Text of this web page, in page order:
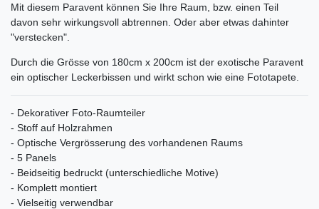
Mit diesem Paravent können Sie Ihre Raum, bzw. einen Teil
davon sehr wirkungsvoll abtrennen. Oder aber etwas dahinter
"verstecken".
Durch die Grösse von 180cm x 200cm ist der exotische Paravent
ein optischer Leckerbissen und wirkt schon wie eine Fototapete.
- Dekorativer Foto-Raumteiler
- Stoff auf Holzrahmen
- Optische Vergrösserung des vorhandenen Raums
- 5 Panels
- Beidseitig bedruckt (unterschiedliche Motive)
- Komplett montiert
- Vielseitig verwendbar